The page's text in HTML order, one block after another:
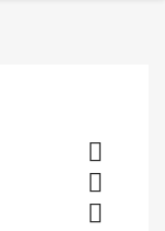


